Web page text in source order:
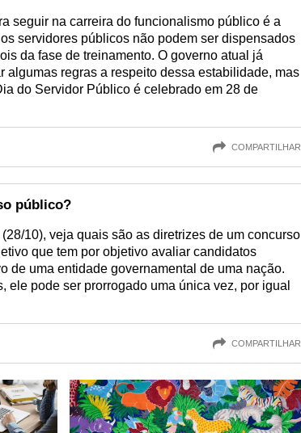
seguir na carreira do funcionalismo público é a
servidores públicos não podem ser dispensados
da fase de treinamento. O governo atual já
algumas regras a respeito dessa estabilidade, mas
do Servidor Público é celebrado em 28 de
COMPARTILHAR
público?
10), veja quais são as diretrizes de um concurso
que tem por objetivo avaliar candidatos
de uma entidade governamental de uma nação.
ele pode ser prorrogado uma única vez, por igual
COMPARTILHAR